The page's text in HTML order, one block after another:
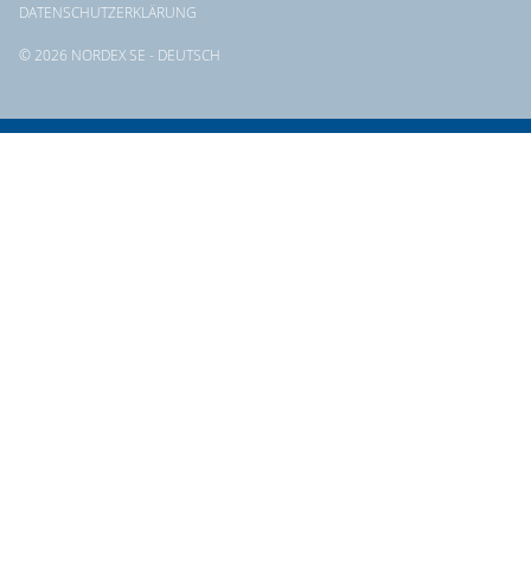
© 2026 NORDEX SE - DEUTSCH
DATENSCHUTZERKLÄRUNG